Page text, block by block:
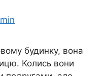
будинку, вона
Колись вони